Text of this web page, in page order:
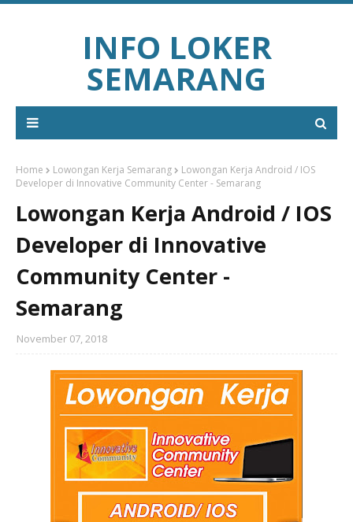
INFO LOKER
SEMARANG
Home Lowongan Kerja Semarang
Lowongan Kerja Android / IOS
Developer di Innovative Community Center - Semarang
Lowongan Kerja Android / IOS
Developer di Innovative
Community Center -
Semarang
November 07, 2018